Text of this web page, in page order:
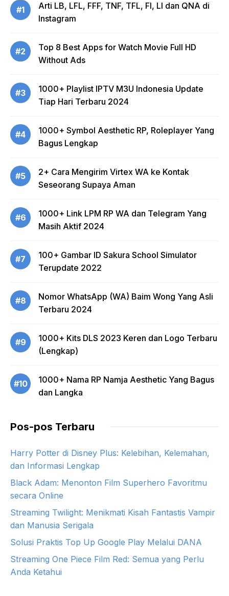
#1
Arti LB, LFL, FFF, TNF, TFL, FI, LI dan QNA di
Instagram
#2
Top 8 Best Apps for Watch Movie Full HD
Without Ads
#3
1000+ Playlist IPTV M3U Indonesia Update
Tiap Hari Terbaru 2024
#4
1000+ Symbol Aesthetic RP, Roleplayer Yang
Bagus Lengkap
#5
2+ Cara Mengirim Virtex WA ke Kontak
Seseorang Supaya Aman
#6
1000+ Link LPM RP WA dan Telegram Yang
Masih Aktif 2024
#7
100+ Gambar ID Sakura School Simulator
Terupdate 2022
#8
Nomor WhatsApp (WA) Baim Wong Yang Asli
Terbaru 2024
#9
1000+ Kits DLS 2023 Keren dan Logo Terbaru
(Lengkap)
#10
1000+ Nama RP Namja Aesthetic Yang Bagus
dan Langka
Pos-pos Terbaru
Harry Potter di Disney Plus: Kelebihan, Kelemahan,
dan Informasi Lengkap
Black Adam: Menonton Film Superhero Favoritmu
secara Online
Streaming Twilight: Menikmati Kisah Fantastis Vampir
dan Manusia Serigala
Solusi Praktis Top Up Google Play Melalui DANA
Streaming One Piece Film Red: Semua yang Perlu
Anda Ketahui